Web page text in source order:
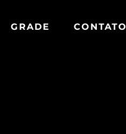
GRADE CONTATO